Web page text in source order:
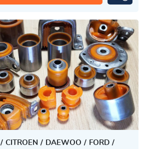
CITROEN DAEWOO
FORD